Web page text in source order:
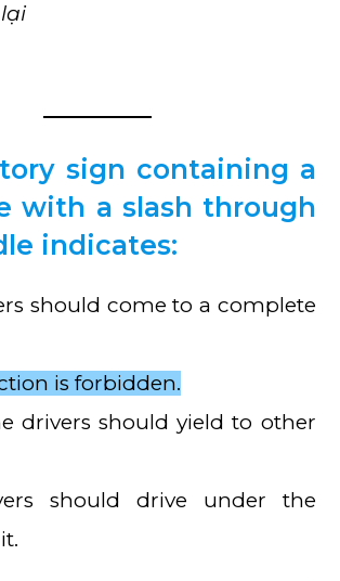
sign containing a
with a slash through
indicates:
should come to a complete
is forbidden.
drivers should yield to other
should drive under the